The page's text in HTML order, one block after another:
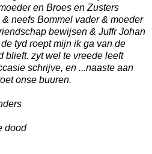
en Broes en Zusters
neefs Bommel vader & moeder
bewijsen & Juffr Johan
tyd roept mijn ik ga van de
blieft. zyt wel te vreede leeft
schrijve, en ...naaste aan
onse buuren.
dood